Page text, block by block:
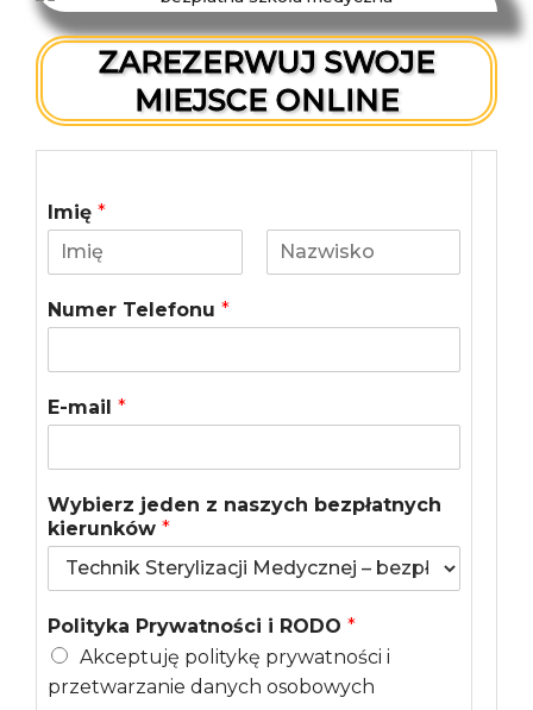
ZAREZERWUJ SWOJE
MIEJSCE ONLINE
Imię *
m
i
s
Numer Telefonu *
E-mail *
Wybierz jeden z naszych bezpłatnych
kierunków *
Polityka Prywatności i RODO *
Akceptuję politykę prywatności i
przetwarzanie danych osobowych